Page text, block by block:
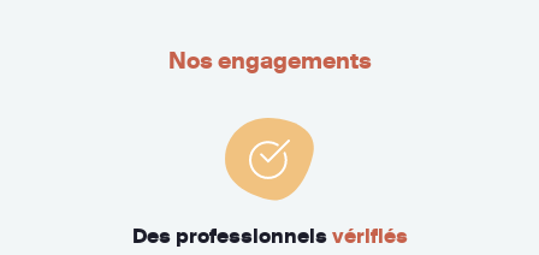
Nos engagements
Des professionnels vérifiés